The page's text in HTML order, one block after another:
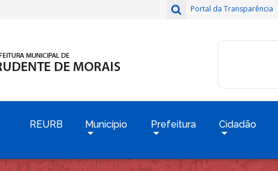
Portal da Transparência
REURB Município Prefeitura Cidadão